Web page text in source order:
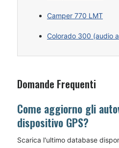
Camper 770 LMT
Colorado 300 (audio
Domande Frequenti
Come aggiorno gli
dispositivo GPS?
Scarica l'ultimo database